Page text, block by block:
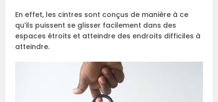
En effet, les cintres sont conçus de manière à ce
qu’ils puissent se glisser facilement dans des
espaces étroits et atteindre des endroits difficiles à
atteindre.